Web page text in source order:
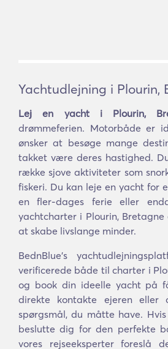
Yachtudlejning i Plourin,
Lej en yacht i Plourin,
drømmeferien. Motorbåde er
ønsker at besøge mange
takket være deres hastighed.
række sjove aktiviteter som
fiskeri. Du kan leje en yacht for
en fler-dages ferie eller
yachtcharter i Plourin,
at skabe livslange minder.
BednBlue's
verificerede både til charter i
og book din ideelle yacht på
direkte kontakte ejeren eller
spørgsmål, du måtte have.
beslutte dig for den perfekte
vores rejseeksperter foreslå